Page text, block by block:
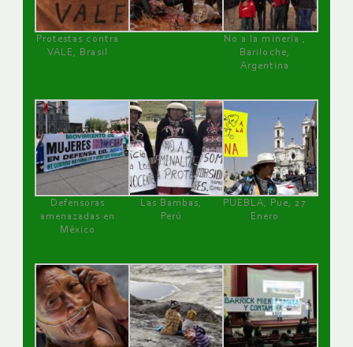
Protestas contra
VALE, Brasil
No a la minería ,
Bariloche,
Argentina
Defensoras
amenazadas en
México
Las Bambas,
Perú
PUEBLA, Pue, 27
Enero